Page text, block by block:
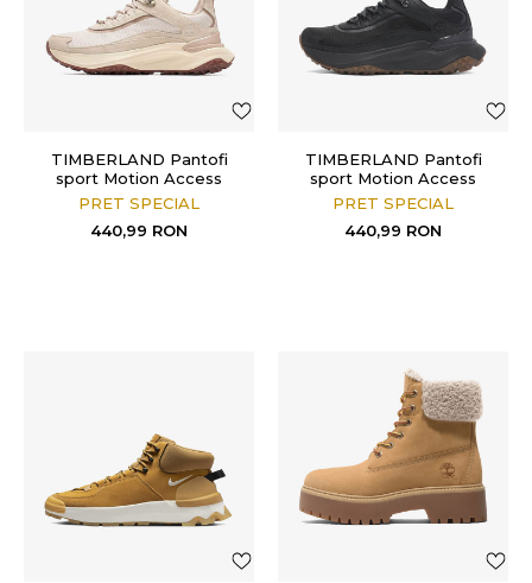
TIMBERLAND Pantofi
sport Motion Access
PRET SPECIAL
440,99 RON
TIMBERLAND Pantofi
sport Motion Access
PRET SPECIAL
440,99 RON